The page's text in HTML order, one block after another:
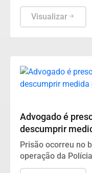
de residências e
Visualizar
Advogado é
descumprir
mulher
Prisão ocorreu no
operação da
ordens restritivas